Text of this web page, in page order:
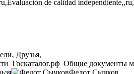
de calidad
Друзья,
Госкаталог.рф Общие документы
Федот Сычков